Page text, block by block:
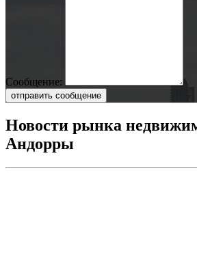
Сообщение:
отправить сообщение
Новости рынка
Андорры